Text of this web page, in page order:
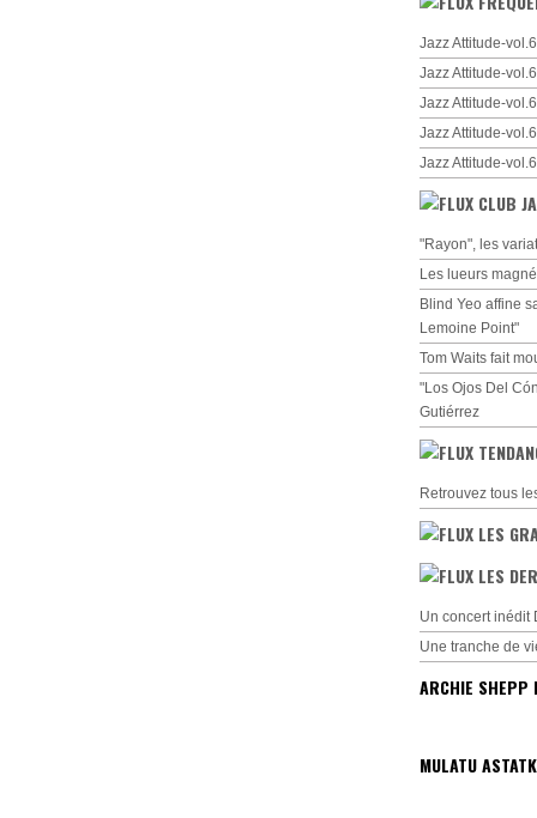
Jazz Attitude-
Jazz Attitude-
Jazz Attitude-
Jazz Attitude-
Jazz Attitude-
CLUB
"Rayon", les
Les lueurs
Blind Yeo affine
Lemoine Point"
Tom Waits fait
"Los Ojos Del
Gutiérrez
Retrouvez tous
LES
LES
Un concert inédit
Une tranche de
ARCHIE SHEPP
MULATU